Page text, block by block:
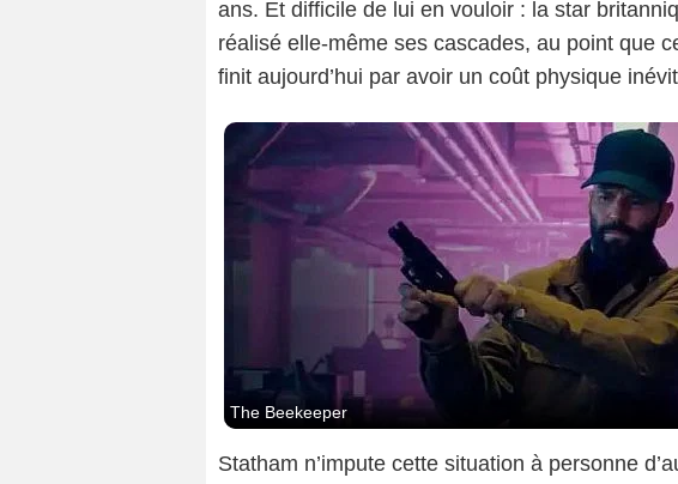
ans. Et difficile de lui en vouloir : la star
réalisé elle-même ses cascades, au point que
finit aujourd’hui par avoir un coût physique
The Beekeeper
Statham n’impute cette situation à personne